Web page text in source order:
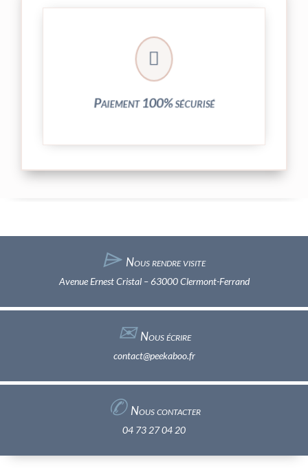

Paiement 100% sécurisé
Vos transactions par carte bancaire sont
entièrement sécurisées grâce au système
crypté de notre partenaire PayPlug.
⌲ Nous rendre visite
Avenue Ernest Cristal – 63000 Clermont-Ferrand
✉︎Nous écrire
contact@peekaboo.fr
✆ Nous contacter
04 73 27 04 20